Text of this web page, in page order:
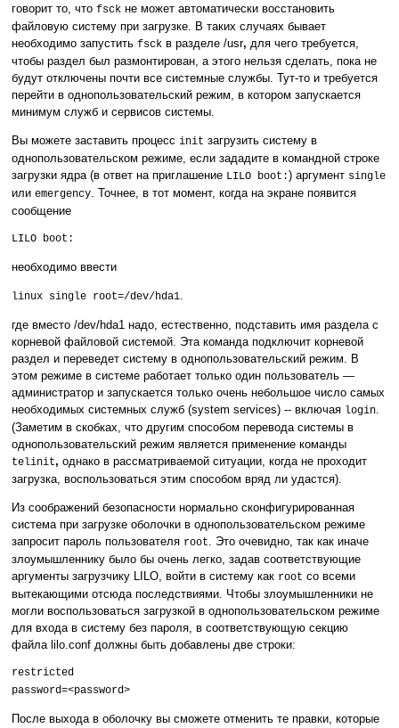
говорит то, что fsck не может автоматически восстановить
файловую систему при загрузке. В таких случаях бывает
необходимо запустить fsck в разделе /usr, для чего требуется,
чтобы раздел был размонтирован, а этого нельзя сделать, пока не
будут отключены почти все системные службы. Тут-то и требуется
перейти в однопользовательский режим, в котором запускается
минимум служб и сервисов системы.
Вы можете заставить процесс init загрузить систему в
однопользовательском режиме, если зададите в командной строке
загрузки ядра (в ответ на приглашение LILO boot:) аргумент single
или emergency . Точнее, в тот момент, когда на экране появится
сообщение
LILO boot:
необходимо ввести
linux single root=/dev/hda1
где вместо /dev/hda1 надо, естественно, подставить имя раздела с
корневой файловой системой. Эта команда подключит корневой
раздел и переведет систему в однопользовательский режим. В
этом режиме в системе работает только один пользователь —
администратор и запускается только очень небольшое число самых
необходимых системных служб (system services) -- включая login
(Заметим в скобках, что другим способом перевода системы в
однопользовательский режим является применение команды
telinit, однако в рассматриваемой ситуации, когда не проходит
загрузка, воспользоваться этим способом вряд ли удастся).
Из соображений безопасности нормально сконфигурированная
система при загрузке оболочки в однопользовательском режиме
запросит пароль пользователя root
. Это очевидно, так как иначе
злоумышленнику было бы очень легко, задав соответствующие
аргументы загрузчику LILO, войти в систему как root со всеми
вытекающими отсюда последствиями. Чтобы злоумышленники не
могли воспользоваться загрузкой в однопользовательском режиме
для входа в систему без пароля, в соответствующую секцию
файла lilo.conf должны быть добавлены две строки:
restricted
password=<password>
После выхода в оболочку вы сможете отменить те правки, которые